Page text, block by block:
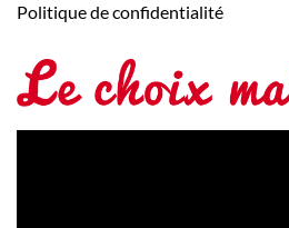
Politique de confidentialité